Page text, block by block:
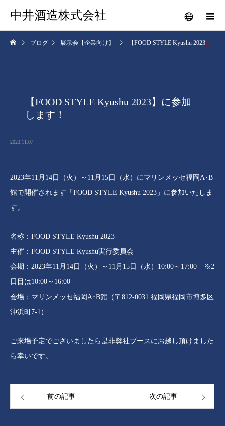
中井酒造株式会社
ブログ 展示会【企業向け】 【FOOD STYLE Kyushu 2023】に参加します！
【FOOD STYLE Kyushu 2023】に参加
します！
2023.11.07
2023年11月14日（火）～11月15日（水）にマリンメッセ福岡A･B
館で開催されます「FOOD STYLE Kyushu 2023」に参加いたしま
す。
名称：FOOD STYLE Kyushu 2023
主催：FOOD STYLE Kyushu実行委員会
会期：2023年11月14日（火）～11月15日（水）10:00～17:00 ※2
日目は10:00～16:00
会場：マリンメッセ福岡A･B館（〒812-0031 福岡県福岡市博多区
沖浜町7-1）
ご来場予定でございましたら是非弊社ブースにお越し頂けました
ら幸いです。
前の記事 次の記事